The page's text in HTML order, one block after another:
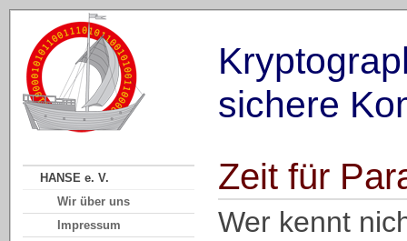
HANSE e. V.
Wir über uns
Impressum
sichere
Zeit für
Wer kennt